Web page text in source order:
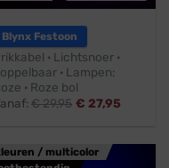
Blynx Festoon
· Lichtsnoer ·
· Lampen:
· Roze bol
€29,95 € 27,95
/ multicolor